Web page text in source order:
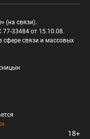
(на связи).
33484 от 15.10.08.
сфере связи и массовых
18+